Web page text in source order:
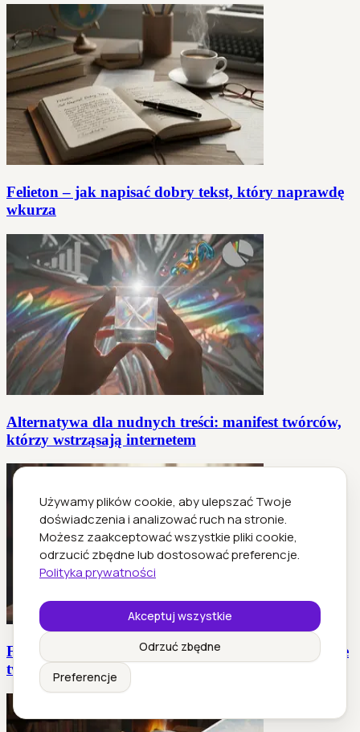
Używamy plików cookie, aby ulepszać Twoje
doświadczenia i analizować ruch na stronie.
Możesz zaakceptować wszystkie pliki cookie,
odrzucić zbędne lub dostosować preferencje.
Polityka prywatności
Akceptuj wszystkie
Odrzuć zbędne
Preferencje
Felieton – jak napisać dobry tekst, który naprawdę
wkurza
Alternatywa dla nudnych treści: manifest twórców,
którzy wstrząsają internetem
Felieton a dziennikarstwo opiniotwórcze: kto steruje
twoimi poglądami